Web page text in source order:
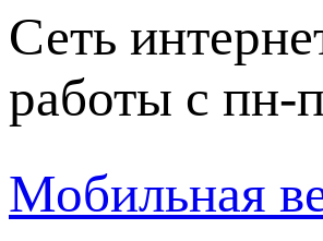
Сеть
работы с пн-
Мобильная